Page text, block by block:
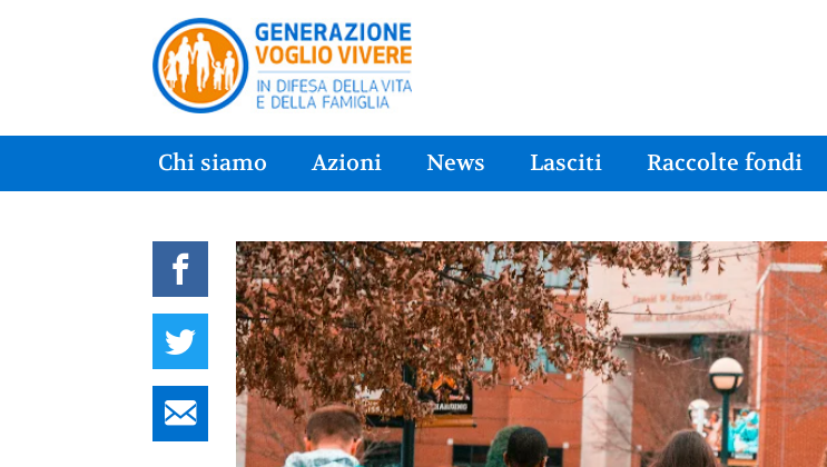
Chi siamo Azioni News Lasciti Raccolte fondi